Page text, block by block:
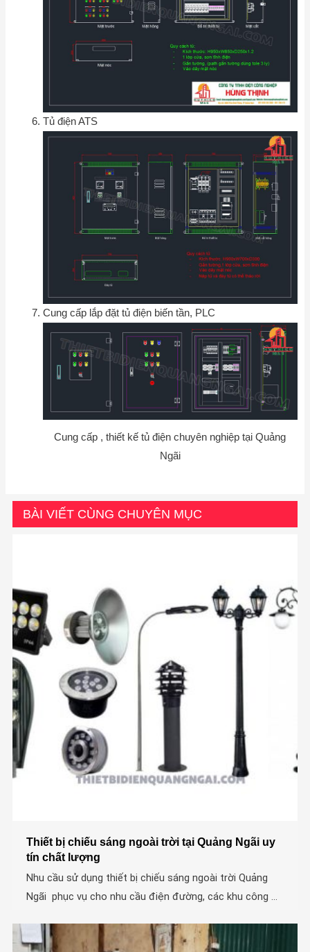
Tủ điện ATS
Cung cấp lắp đặt tủ điện biến tần, PLC
Cung cấp , thiết kế tủ điện chuyên nghiệp tại Quảng
Ngãi
BÀI VIẾT CÙNG CHUYÊN MỤC
Thiết bị chiếu sáng ngoài trời tại Quảng Ngãi uy
tín chất lượng
Nhu cầu sử dụng thiết bị chiếu sáng ngoài trời Quảng
Ngãi phục vụ cho nhu cầu điện đường, các khu công ...